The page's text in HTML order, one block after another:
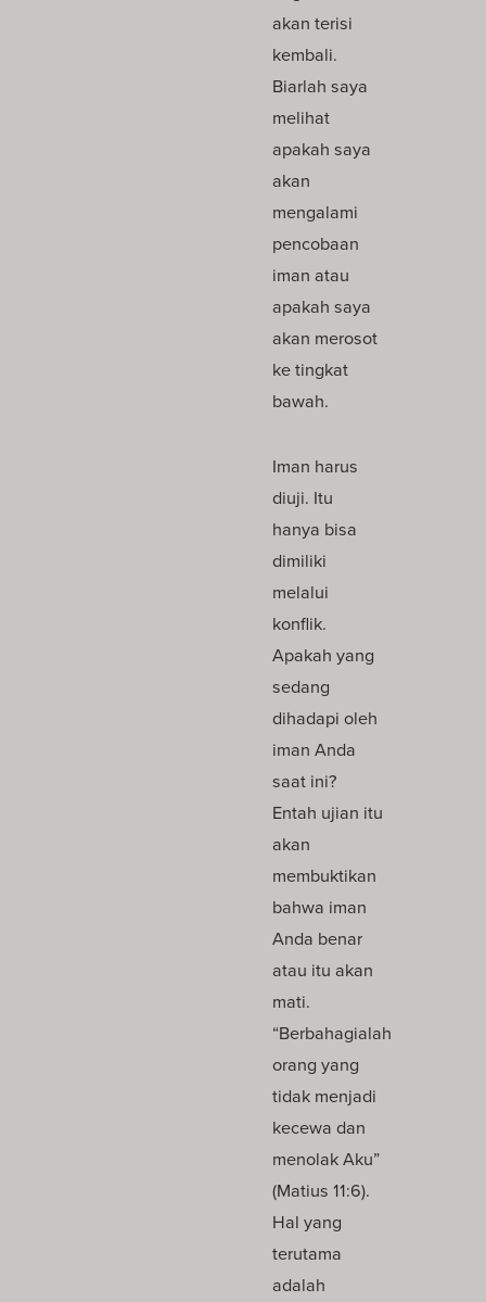
akan terisi
kembali.
Biarlah saya
melihat
apakah saya
akan
mengalami
pencobaan
iman atau
apakah saya
akan merosot
ke tingkat
bawah.
Iman harus
diuji. Itu
hanya bisa
dimiliki
melalui
konflik.
Apakah yang
sedang
dihadapi oleh
iman Anda
saat ini?
Entah ujian itu
akan
membuktikan
bahwa iman
Anda benar
atau itu akan
mati.
“Berbahagialah
orang yang
tidak menjadi
kecewa dan
menolak Aku”
(Matius 11:6).
Hal yang
terutama
adalah